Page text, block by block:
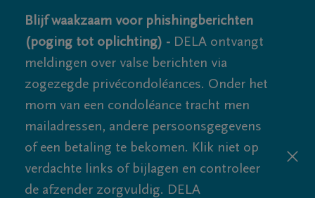
Blijf waakzaam voor phishingberichten
(poging tot oplichting) - DELA ontvangt
meldingen over valse berichten via
zogezegde privécondoléances. Onder het
mom van een condoléance tracht men
mailadressen, andere persoonsgegevens
of een betaling te bekomen. Klik niet op
verdachte links of bijlagen en controleer
de afzender zorgvuldig. DELA